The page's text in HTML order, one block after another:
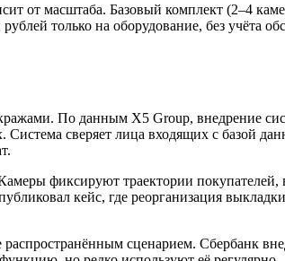
от масштаба. Базовый комплект (2–4
только на оборудование, без учёта
По данным X5 Group, внедрение
сверяет лица входящих с базой
фиксируют траектории
кейс, где реорганизация
сценарием. Сбербанк